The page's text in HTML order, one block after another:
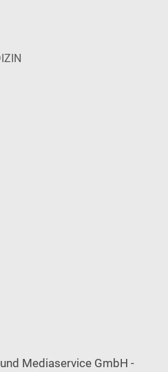
Mediaservice GmbH -